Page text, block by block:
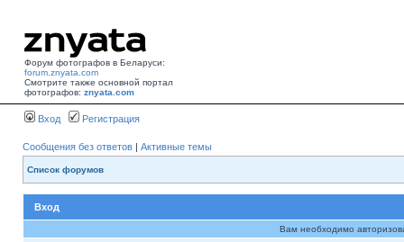
Форум фотографов в Беларуси:
forum.znyata.com
Смотрите также основной портал
фотографов: znyata.com
Вход Регистрация
Сообщения без ответов | Активные темы
Список форумов
Вход
Вам необходимо